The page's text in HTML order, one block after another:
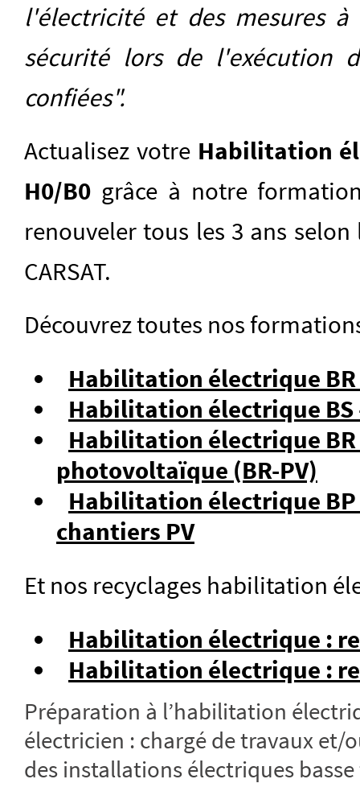
l'électricité et des mesures
sécurité lors de l'exécution
confiées".
Actualisez votre Habilitation
H0/B0 grâce à notre
renouveler tous les 3 ans
CARSAT.
Découvrez toutes nos
Habilitation électrique BR
Habilitation électrique BS
Habilitation électrique
photovoltaïque (BR-PV)
Habilitation électrique
chantiers PV
Et nos recyclages habilitation
Habilitation électrique :
Habilitation électrique :
Préparation à l’habilitation
électricien : chargé de travaux et/
des installations électriques